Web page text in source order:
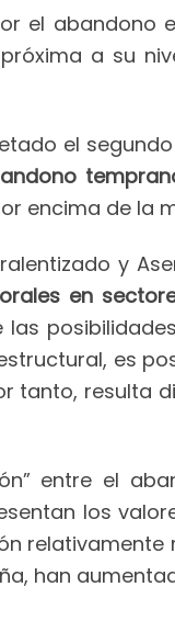
el abandono
a su
el
encima de la
y
en
las
es
tanto, resulta
entre el
los
han